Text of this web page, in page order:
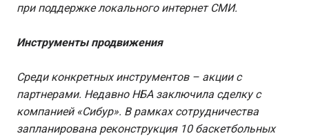
при поддержке локального интернет СМИ.
Инструменты продвижения
Среди конкретных инструментов – акции с
партнерами. Недавно НБА заключила сделку с
компанией «Сибур». В рамках сотрудничества
запланирована реконструкция 10 баскетбольных